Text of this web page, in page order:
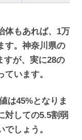
体もあれば、1万
す。神奈川県の
すが、実に28の
います。
は45%となりま
対しての5.5割弱
しょう。